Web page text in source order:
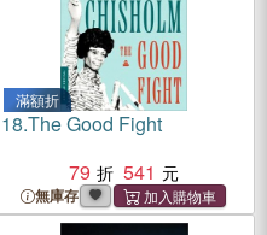
滿額折
18.The Good Fight
79
541
無庫存